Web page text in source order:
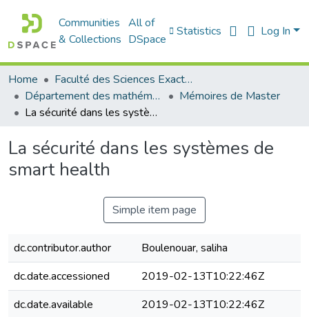
Communities
& Collections
All of
DSpace
Statistics Log In
Home
Faculté des Sciences Exactes et de l'Informatique
Département des mathématiques et informatique
Mémoires de Master
La sécurité dans les systèmes de smart health
La sécurité dans les systèmes de
smart health
Simple item page
dc.contributor.author
Boulenouar, saliha
dc.date.accessioned
2019-02-13T10:22:46Z
dc.date.available
2019-02-13T10:22:46Z